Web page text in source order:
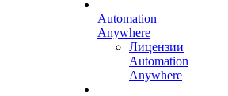
Automation
Anywhere
Лицензии
Automation
Anywhere